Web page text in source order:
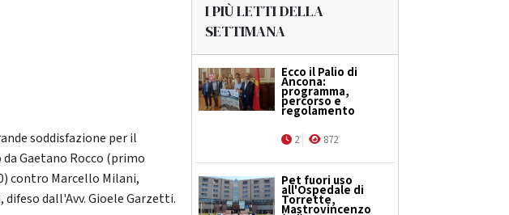
soddisfazione per il
Gaetano Rocco (primo
contro Marcello Milani,
dall'Avv. Gioele Garzetti.
I PIÙ LETTI DELLA
SETTIMANA
Ecco il Palio di
Ancona:
programma,
percorso e
regolamento
2 872
Pet fuori uso
all'Ospedale di
Torrette,
Mastrovincenzo